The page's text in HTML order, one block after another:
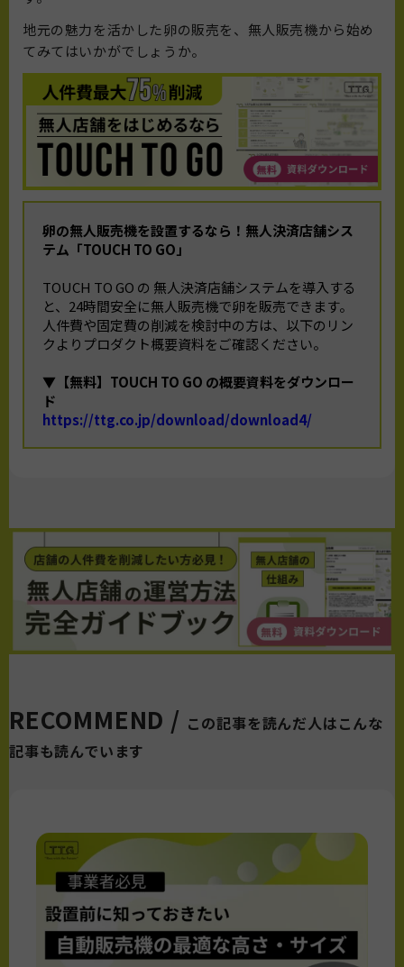
地元の魅力を活かした卵の販売を、無人販売機から始め
てみてはいかがでしょうか。
卵の無人販売機を設置するなら！無人決済店舗シス
テム「TOUCH TO GO」
TOUCH TO GO の 無人決済店舗システムを導入する
と、24時間安全に無人販売機で卵を販売できます。
人件費や固定費の削減を検討中の方は、以下のリン
クよりプロダクト概要資料をご確認ください。
▼【無料】TOUCH TO GO の概要資料をダウンロー
ド
https://ttg.co.jp/download/download4/
RECOMMEND / この記事を読んだ人はこんな
記事も読んでいます